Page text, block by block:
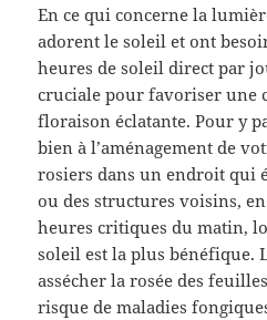
En ce qui concerne la
adorent le soleil et ont
heures de soleil direct par
cruciale pour favoriser une
floraison éclatante. Pour y
bien à l’aménagement de
rosiers dans un endroit qui
ou des structures voisins,
heures critiques du matin,
soleil est la plus bénéfique.
assécher la rosée des
risque de maladies